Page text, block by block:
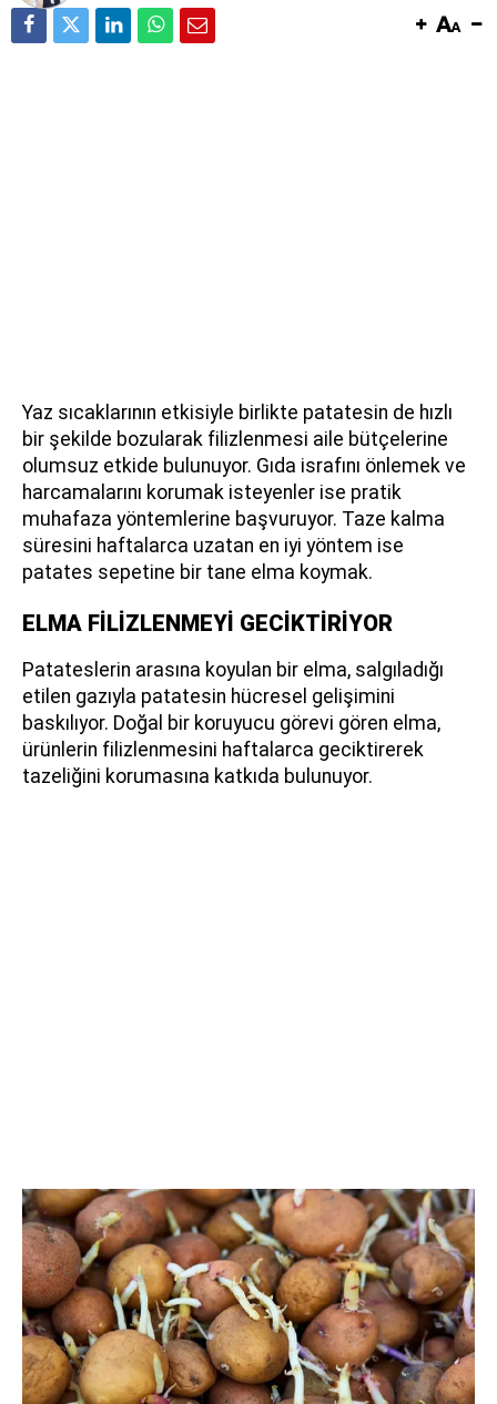
Yaz sıcaklarının etkisiyle birlikte patatesin de hızlı
bir şekilde bozularak filizlenmesi aile bütçelerine
olumsuz etkide bulunuyor. Gıda israfını önlemek ve
harcamalarını korumak isteyenler ise pratik
muhafaza yöntemlerine başvuruyor. Taze kalma
süresini haftalarca uzatan en iyi yöntem ise
patates sepetine bir tane elma koymak.
ELMA FİLİZLENMEYİ GECİKTİRİYOR
Patateslerin arasına koyulan bir elma, salgıladığı
etilen gazıyla patatesin hücresel gelişimini
baskılıyor. Doğal bir koruyucu görevi gören elma,
ürünlerin filizlenmesini haftalarca geciktirerek
tazeliğini korumasına katkıda bulunuyor.